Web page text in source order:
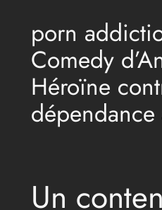
porn
Comedy
Héroïne
Un